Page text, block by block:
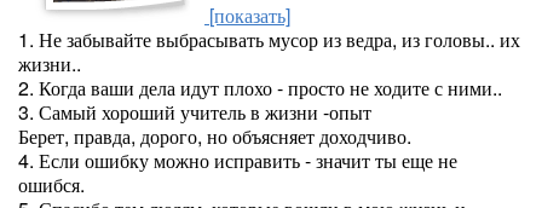
[показать]
1. Не забывайте выбрасывать мусор из ведра, из головы.. их
жизни..
2. Когда ваши дела идут плохо - просто не ходите с ними..
3. Самый хороший учитель в жизни -опыт
Берет, правда, дорого, но объясняет доходчиво.
4. Если ошибку можно исправить - значит ты еще не
ошибся.